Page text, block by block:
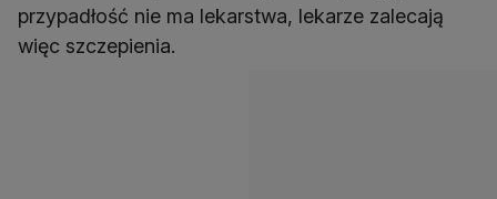
przypadłość nie ma lekarstwa, lekarze zalecają
więc szczepienia.